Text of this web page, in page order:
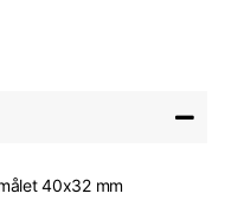
40x32 mm